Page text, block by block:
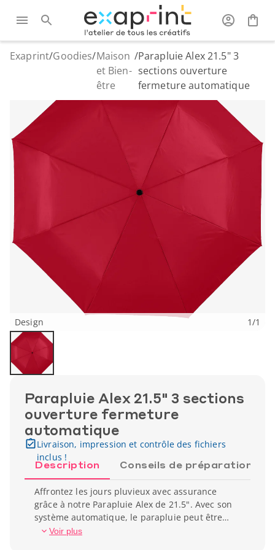
Exaprint/Goodies/Maison
et Bien-
être
/Parapluie Alex 21.5" 3
sections ouverture
fermeture automatique
Design 1/1
Parapluie Alex 21.5" 3 sections
ouverture fermeture
automatique
Livraison, impression et contrôle des fichiers
inclus !
Description Conseils de préparation
Affrontez les jours pluvieux avec assurance
grâce à notre Parapluie Alex de 21.5". Avec son
système automatique, le parapluie peut être
ouvert et fermé rapidement. En un seul clic, la
Voir plus